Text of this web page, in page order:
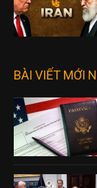
BÀI VIẾT MỚI